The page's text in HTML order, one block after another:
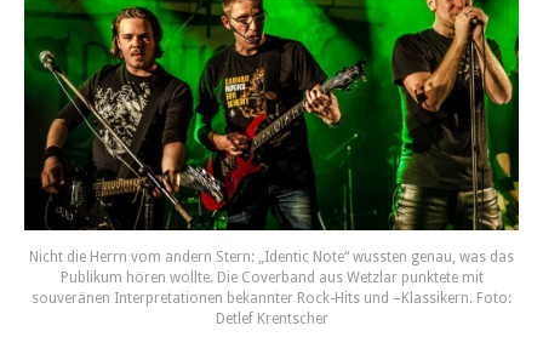
Nicht die Herrn vom andern Stern: „Identic Note“ wussten genau, was das
Publikum hören wollte. Die Coverband aus Wetzlar punktete mit
souveränen Interpretationen bekannter Rock-Hits und –Klassikern. Foto:
Detlef Krentscher